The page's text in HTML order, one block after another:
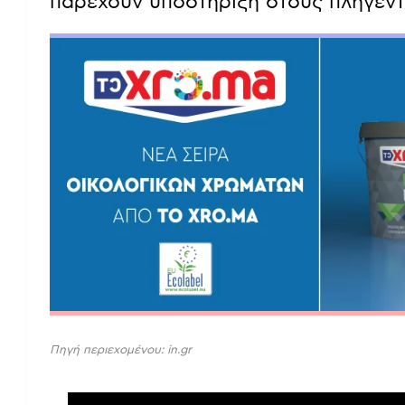
Πηγή περιεχομένου: in.gr